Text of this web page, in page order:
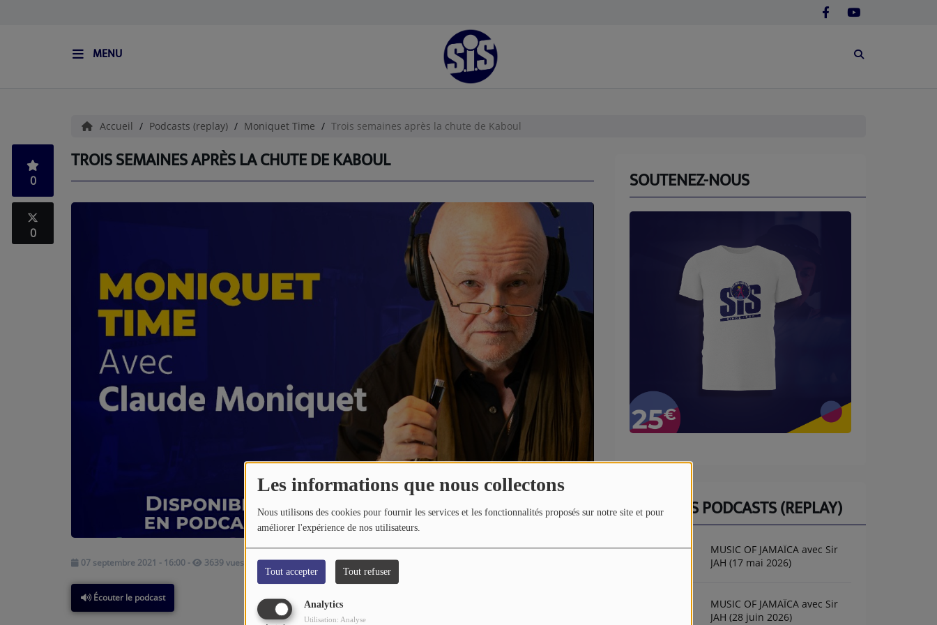
Les informations que nous collectons
Nous utilisons des cookies pour fournir les services et les fonctionnalités proposés sur notre site et pour
améliorer l'expérience de nos utilisateurs.
Tout accepter Tout refuser
Analytics
Utilisation: Analyse
MENU
BOUTIQUE
PODCASTS (CATALOGUE)
L'ÉQUIPE
CONTACTEZ-NOUS
A PROPOS DE NOUS
Accueil Podcasts (replay) Moniquet Time Trois semaines après la chute de Kaboul
TROIS SEMAINES APRÈS LA CHUTE DE KABOUL
0
0
07 septembre 2021 - 16:00 - 3639 vues
Écouter le podcast
SOUTENEZ-NOUS
DERNIERS PODCASTS (REPLAY)
MUSIC OF JAMAÏCA avec Sir
JAH (17 mai 2026)
MUSIC OF JAMAÏCA avec Sir
JAH (28 juin 2026)